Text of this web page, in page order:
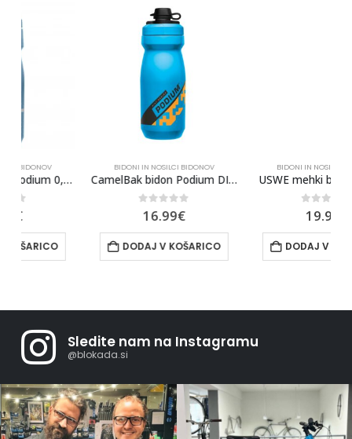
BIDONI IN NOSILCI BIDONOV
CamelBak bidon Podium DIRT 0,62l, BlueOrange/Modra
DODAJ V KOŠARICO
BIDONI IN NOSILCI BIDONOV
USWE mehki bidon s cevko
DODAJ V KOŠARICO
Sledite nam na Instagramu
@blokada.si